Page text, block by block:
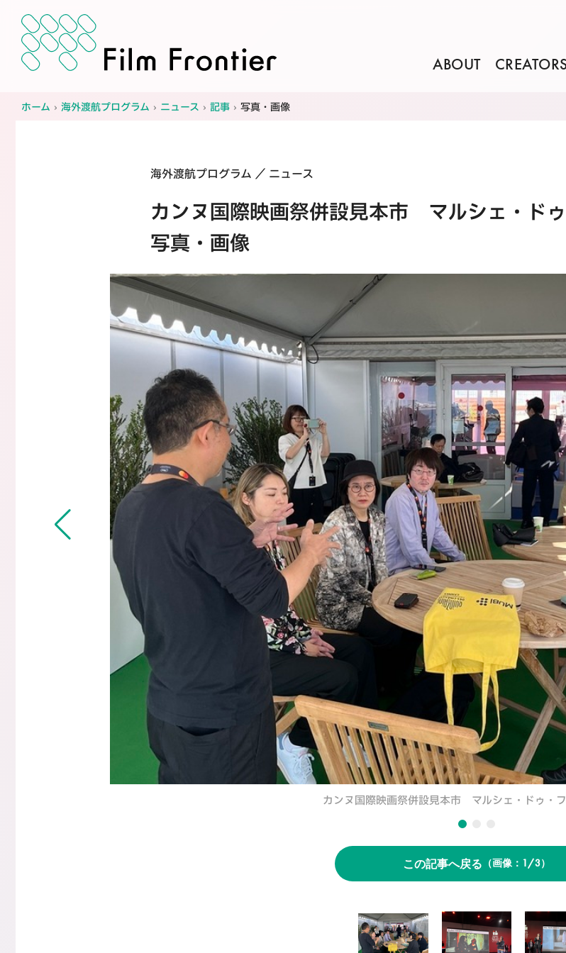
ABOUT
ホーム › 海外渡航プログラム › ニュース › 記事 › 写真・画像
カンヌ国際映画祭併設見本市 マルシェ・ド
写真・画像
海外渡航プログラム ニュース
カンヌ国際映画祭併設見本市 マルシェ・ドゥ・
この記事へ戻る 1/3